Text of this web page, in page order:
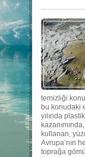
temizliği
bu konudaki
yılında
kullanan,
Avrupa’nın
toprağa